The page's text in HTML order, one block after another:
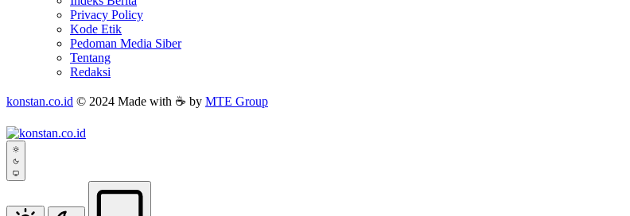
Privacy Policy
Kode Etik
Pedoman Media Siber
Tentang
Redaksi
konstan.co.id © 2024 Made with ☕ by MTE Group